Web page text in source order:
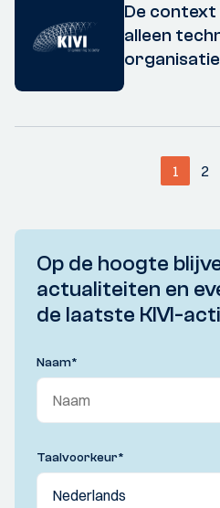
De context
alleen
1 2
Op de hoogte
actualiteiten en
de laatste KIVI-
Naam*
Taalvoorkeur*